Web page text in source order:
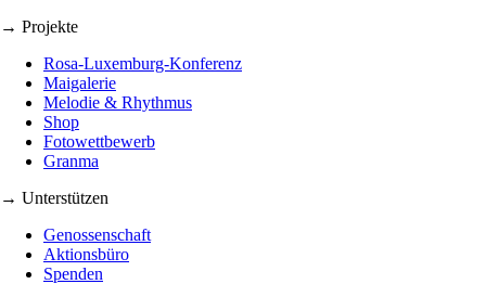
→ Projekte
Rosa-Luxemburg-Konferenz
Maigalerie
Melodie & Rhythmus
Shop
Fotowettbewerb
Granma
→ Unterstützen
Genossenschaft
Aktionsbüro
Spenden